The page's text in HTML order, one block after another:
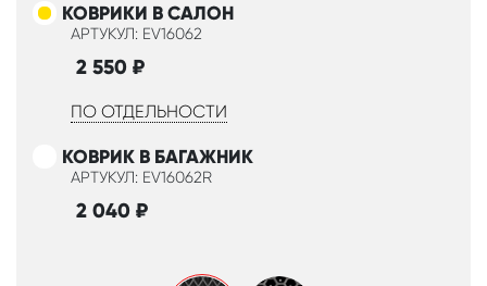
КОВРИКИ В САЛОН
АРТУКУЛ: EV16062
2 550 ₽
ПО ОТДЕЛЬНОСТИ
КОВРИК В БАГАЖНИК
АРТУКУЛ: EV16062R
2 040 ₽